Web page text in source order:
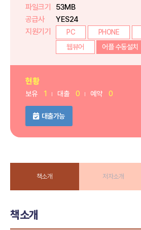
파일크기
53MB
공급사
YES24
지원기기
PC PHONE
웹뷰어
어플 수동설치
현황
보유 1 대출 0 예약 0
대출가능
책소개 저자소개
책소개